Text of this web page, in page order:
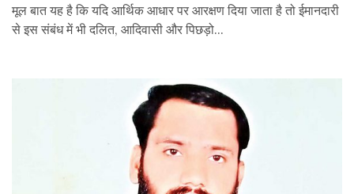
मूल बात यह है कि यदि आर्थिक आधार पर आरक्षण दिया जाता है तो ईमानदारी
से इस संबंध में भी दलित, आदिवासी और पिछड़ो...